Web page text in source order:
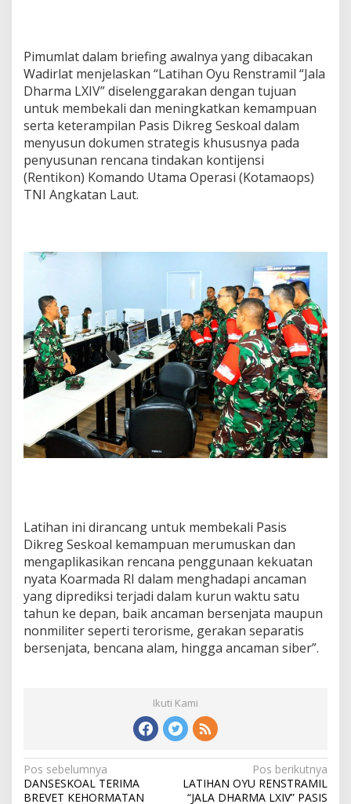
Pimumlat dalam briefing awalnya yang dibacakan
Wadirlat menjelaskan “Latihan Oyu Renstramil “Jala
Dharma LXIV” diselenggarakan dengan tujuan
untuk membekali dan meningkatkan kemampuan
serta keterampilan Pasis Dikreg Seskoal dalam
menyusun dokumen strategis khususnya pada
penyusunan rencana tindakan kontijensi
(Rentikon) Komando Utama Operasi (Kotamaops)
TNI Angkatan Laut.
Latihan ini dirancang untuk membekali Pasis
Dikreg Seskoal kemampuan merumuskan dan
mengaplikasikan rencana penggunaan kekuatan
nyata Koarmada RI dalam menghadapi ancaman
yang diprediksi terjadi dalam kurun waktu satu
tahun ke depan, baik ancaman bersenjata maupun
nonmiliter seperti terorisme, gerakan separatis
bersenjata, bencana alam, hingga ancaman siber”.
Ikuti Kami
N
a
Pos sebelumnya
DANSESKOAL TERIMA
BREVET KEHORMATAN
Pos berikutnya
LATIHAN OYU RENSTRAMIL
“JALA DHARMA LXIV” PASIS